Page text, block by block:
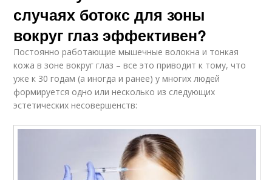
случаях ботокс для зоны
вокруг глаз эффективен?
Постоянно работающие мышечные волокна и тонкая
кожа в зоне вокруг глаз – все это приводит к тому, что
уже к 30 годам (а иногда и ранее) у многих людей
формируется одно или несколько из следующих
эстетических несовершенств: